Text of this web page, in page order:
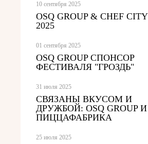
10 сентября 2025
OSQ GROUP & CHEF CITY
2025
01 сентября 2025
OSQ GROUP СПОНСОР
ФЕСТИВАЛЯ "ГРОЗДЬ"
31 июля 2025
СВЯЗАНЫ ВКУСОМ И
ДРУЖБОЙ: OSQ GROUP И
ПИЦЦАФАБРИКА
25 июля 2025